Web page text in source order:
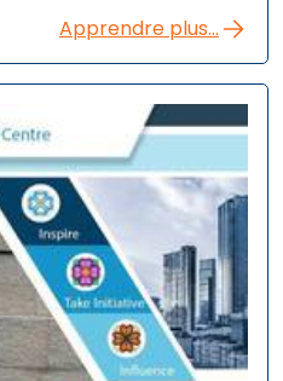
Apprendre plus...